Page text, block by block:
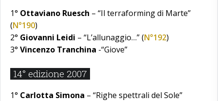
1° Ottaviano Ruesch – “Il terraforming di Marte”
(N°190)
2° Giovanni Leidi – “L’allunaggio…” (N°192)
3° Vincenzo Tranchina -“Giove”
14° edizione 2007
1° Carlotta Simona – “Righe spettrali del Sole”